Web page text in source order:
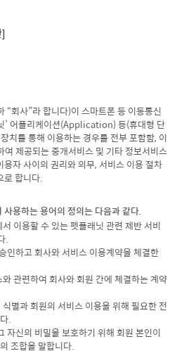
“회사”라 합니다)이 스마트폰 등 이동통신
’ 어플리케이션(Application) 등(휴대형 단
치를 통해 이용하는 경우를 전부 포함함, 이
여 제공되는 중개서비스 및 기타 정보서비스
자 사이의 권리와 의무, 서비스 이용 절차
로 합니다.
용하는 용어의 정의는 다음과 같다.
이용할 수 있는 펫플래닛 관련 제반 서비
.
하고 회사와 서비스 이용계약을 체결한
관련하여 회사와 회원 간에 체결하는 계약
별과 회원의 서비스 이용을 위해 필요한 전
.
신의 비밀을 보호하기 위해 회원 본인이
조합을 말합니다.